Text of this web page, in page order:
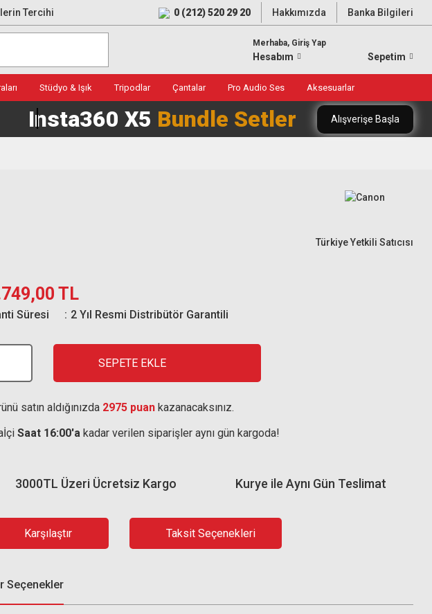
Tercihi 0 (212) 520 29 20 Hakkımızda Banka Bilgileri
Merhaba, Giriş Yap
Hesabım Sepetim
Stüdyo & Işık Tripodlar Çantalar Pro Audio Ses Aksesuarlar
Insta360 X5 Bundle Setler Alışverişe Başla
Türkiye Yetkili Satıcısı
TL
Süresi 2 Yıl Resmi Distribütör Garantili
SEPETE EKLE
satın aldığınızda 2975 puan kazanacaksınız.
Saat 16:00'a kadar verilen siparişler aynı gün kargoda!
Kurye ile Aynı Gün Teslimat
3000TL Üzeri Ücretsiz Kargo
Karşılaştır Taksit Seçenekleri
Seçenekler